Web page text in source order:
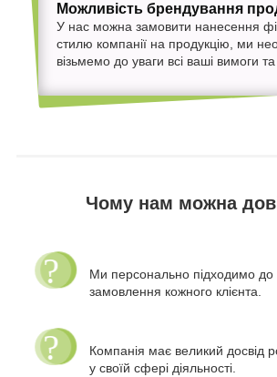
Можливість брендування
У нас можна замовити нанесення
стилю компанії на продукцію, ми
візьмемо до уваги всі ваші вимоги
Чому нам можна
Ми персонально підходимо до
замовлення кожного клієнта.
Компанія має великий досвід
у своїй сфері діяльності.